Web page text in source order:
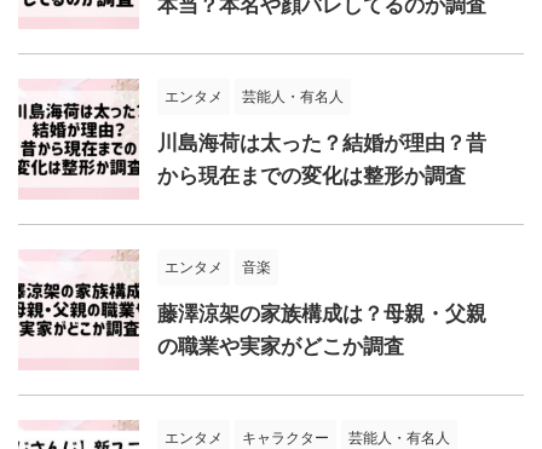
本当？本名や顔バレしてるのか調査
エンタメ 芸能人・有名人
川島海荷は太った？結婚が理由？昔
から現在までの変化は整形か調査
エンタメ 音楽
藤澤涼架の家族構成は？母親・父親
の職業や実家がどこか調査
エンタメ キャラクター 芸能人・有名人